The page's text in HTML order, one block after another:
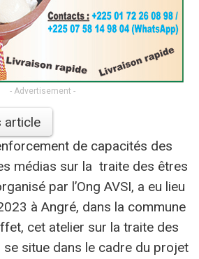
- Advertisement -
article
de capacités des
médias sur la traite des êtres
par l’Ong AVSI, a eu lieu
à Angré, dans la commune
cet atelier sur la traite des
se situe dans le cadre du projet